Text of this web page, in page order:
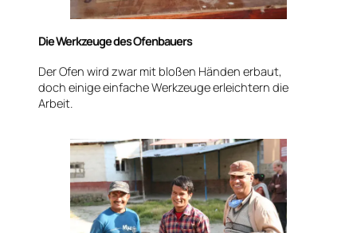
Die Werkzeuge des Ofenbauers
Der Ofen wird zwar mit bloßen Händen erbaut,
doch einige einfache Werkzeuge erleichtern die
Arbeit.